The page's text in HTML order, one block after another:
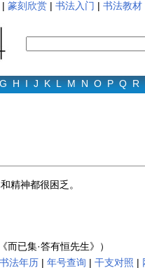
| 篆刻欣赏 | 书法入门 | 书法教材
G H I J K L M N O P Q R
精神都很困乏。
而已集·答有恒先生》）
书法年历 | 年号查询 | 干支对照 |